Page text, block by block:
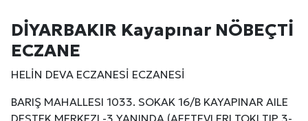
DİYARBAKIR Kayapınar NÖBEÇTİ
ECZANE
HELİN DEVA ECZANESİ ECZANESİ
BARIŞ MAHALLESI 1033. SOKAK 16/B KAYAPINAR AILE
DESTEK MERKEZI -3 YANINDA (AFETEVLERI TOKI TIP 3-